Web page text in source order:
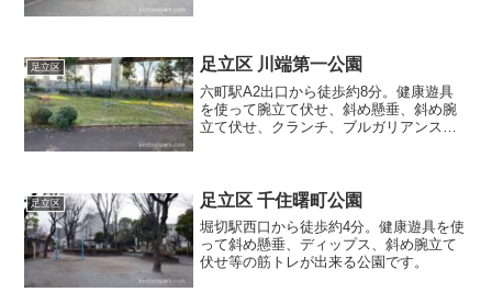
足立区 足立区 川端第一公園
六町駅A2出口から徒歩約8分。健康遊具
を使って腕立て伏せ、斜め懸垂、斜め腕
立て伏せ、クランチ、ブルガリアンスク
足立区 足立区 千住曙町公園
堀切駅西口から徒歩約4分。健康遊具を使
って斜め懸垂、ディップス、斜め腕立て
伏せ等の筋トレが出来る公園です。